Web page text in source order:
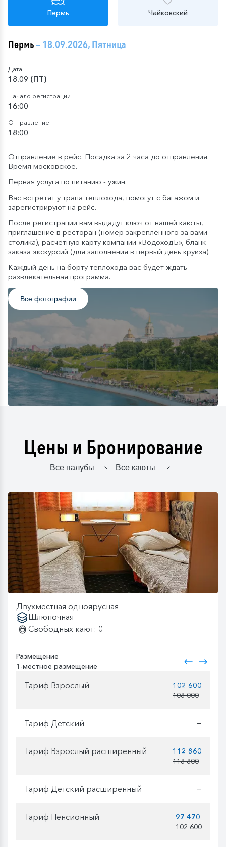
Пермь Чайковский
Пермь— 18.09.2026, Пятница
Дата
18.09 (ПТ)
Начало регистрации
16:00
Отправление
18:00
Отправление в рейс. Посадка за 2 часа до отправления.
Время московское.
Первая услуга по питанию - ужин.
Вас встретят у трапа теплохода, помогут с багажом и
зарегистрируют на рейс.
После регистрации вам выдадут ключ от вашей каюты,
приглашение в ресторан (номер закреплённого за вами
столика), расчётную карту компании «ВодоходЪ», бланк
заказа экскурсий (для заполнения в первый день круиза).
Каждый день на борту теплохода вас будет ждать
развлекательная программа.
Все фотографии
Цены и Бронирование
Двухместная одноярусная
Шлюпочная
Свободных кают: 0
Размещение
1-местное размещение
Тариф Взрослый
102 600
108 000
Тариф Детский —
Тариф Взрослый расширенный
112 860
118 800
Тариф Детский расширенный —
Тариф Пенсионный
97 470
102 600